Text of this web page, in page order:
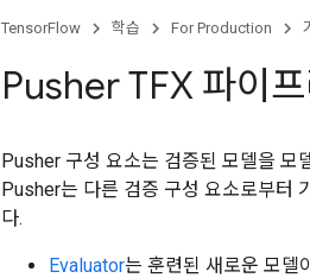
TensorFlow 학습 For Production
Pusher TFX 파이
Pusher 구성 요소는 검증된 모델을 모
Pusher는 다른 검증 구성 요소로부터
다.
Evaluator는 훈련된 새로운 모델